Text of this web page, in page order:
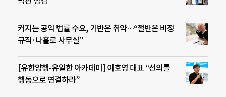
커지는 공익 법률 수요, 기반은 취약…“절반은 비정
규직·나홀로 사무실”
[유한양행-유일한 아카데미] 이호영 대표 “선의를
행동으로 연결하라”